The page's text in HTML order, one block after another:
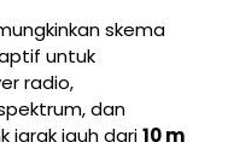
skema
untuk
radio,
dan
jarak jauh dari10 m